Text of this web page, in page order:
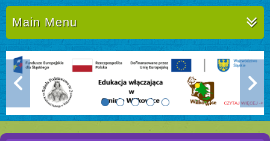
Main Menu